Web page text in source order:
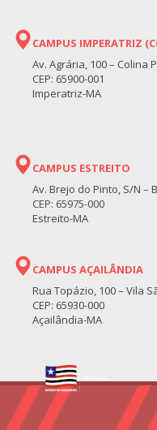
CAMPUS IMPERATRIZ
Av. Agrária, 100 – Colina
CEP: 65900-001
Imperatriz-MA
CAMPUS ESTREITO
Av. Brejo do Pinto, S/N –
CEP: 65975-000
Estreito-MA
CAMPUS AÇAILÂNDIA
Rua Topázio, 100 – Vila
CEP: 65930-000
Açailândia-MA